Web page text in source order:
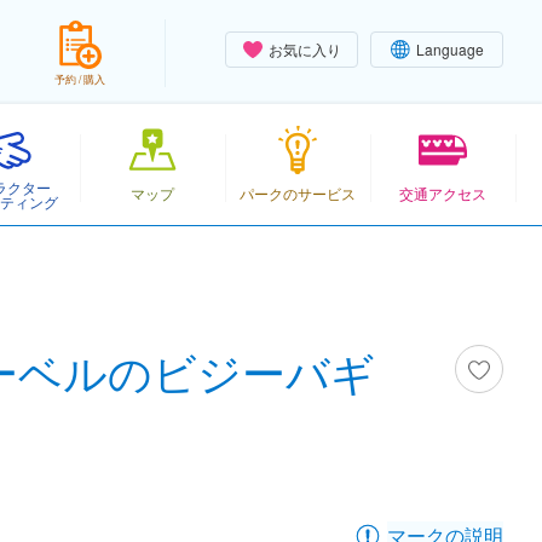
お気に入り Language
予約 / 購入
クター
ィング マップ パークのサービス 交通アクセス
ルのビジーバギ
マークの説明